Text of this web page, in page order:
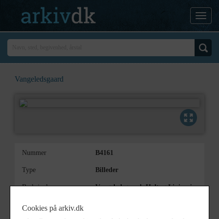
Vangeledsgaard
Nummer B4161
Type Billeder
Beskrivelse
Vangeledsgaard, Holtug Linievej
Cookies på arkiv.dk